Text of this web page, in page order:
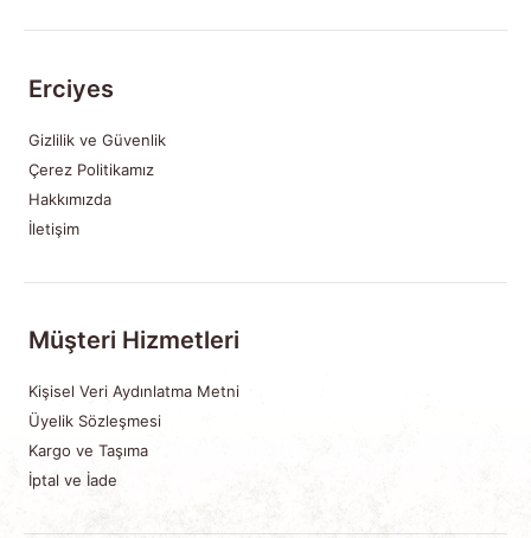
Erciyes
Gizlilik ve Güvenlik
Çerez Politikamız
Hakkımızda
İletişim
Müşteri Hizmetleri
Kişisel Veri Aydınlatma Metni
Üyelik Sözleşmesi
Kargo ve Taşıma
İptal ve İade